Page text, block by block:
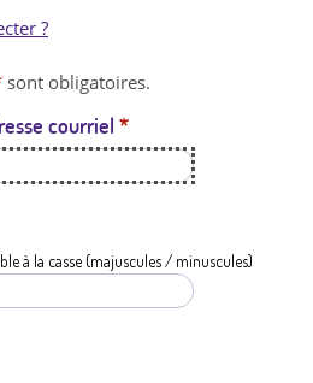
?
sont obligatoires.
courriel *
à la casse (majuscules / minuscules)